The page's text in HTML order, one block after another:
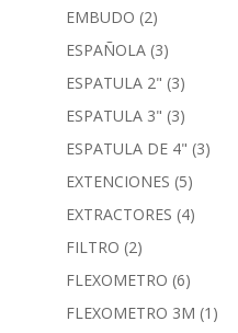
EMBUDO (2)
ESPAÑOLA (3)
ESPATULA 2" (3)
ESPATULA 3" (3)
ESPATULA DE 4" (3)
EXTENCIONES (5)
EXTRACTORES (4)
FILTRO (2)
FLEXOMETRO (6)
FLEXOMETRO 3M (1)